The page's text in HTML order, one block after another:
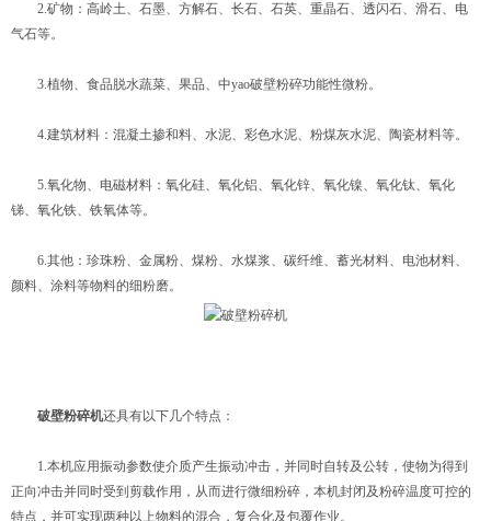
2.矿物：高岭土、石墨、方解石、长石、石英、重晶石、透闪石、滑石、电
气石等。
3.植物、食品脱水蔬菜、果品、中yao破壁粉碎功能性微粉。
4.建筑材料：混凝土掺和料、水泥、彩色水泥、粉煤灰水泥、陶瓷材料等。
5.氧化物、电磁材料：氧化硅、氧化铝、氧化锌、氧化镍、氧化钛、氧化
锑、氧化铁、铁氧体等。
6.其他：珍珠粉、金属粉、煤粉、水煤浆、碳纤维、蓄光材料、电池材料、
颜料、涂料等物料的细粉磨。
破壁粉碎机还具有以下几个特点：
1.本机应用振动参数使介质产生振动冲击，并同时自转及公转，使物为得到
正向冲击并同时受到剪载作用，从而进行微细粉碎，本机封闭及粉碎温度可控的
特点，并可实现两种以上物料的混合，复合化及包覆作业。